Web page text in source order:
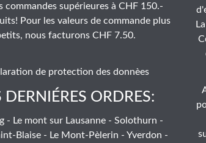
commandes supérieures à CHF 150.-
Pour les valeurs de commande plus
nous facturons CHF 7.50.
de protection des donnèes
DERNIÉRES ORDRES:
- Le mont sur Lausanne - Solothurn -
Blaise - Le Mont-Pèlerin - Yverdon -